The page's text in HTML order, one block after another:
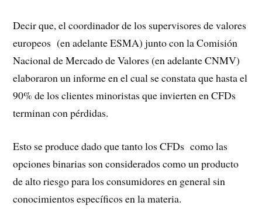
Decir que, el coordinador de los supervisores de valores
europeos (en adelante ESMA) junto con la Comisión
Nacional de Mercado de Valores (en adelante CNMV)
elaboraron un informe en el cual se constata que hasta el
90% de los clientes minoristas que invierten en CFDs
terminan con pérdidas.
Esto se produce dado que tanto los CFDs como las
opciones binarias son considerados como un producto
de alto riesgo para los consumidores en general sin
conocimientos específicos en la materia.